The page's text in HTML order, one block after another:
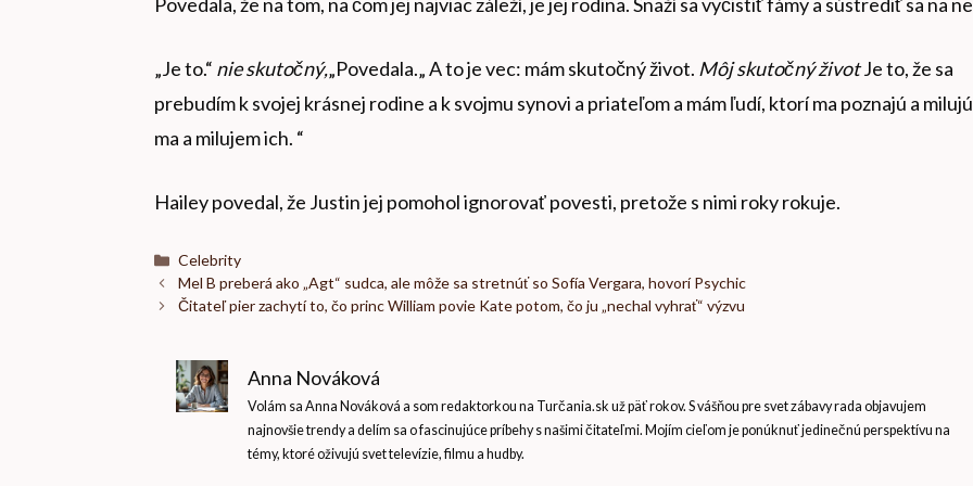
„Je to.“ nie skutočný,„Povedala.„ A to je vec: mám skutočný život. Môj skutočný životJe to, že sa
prebudím k svojej krásnej rodine a k svojmu synovi a priateľom a mám ľudí, ktorí ma poznajú a milujú
ma a milujem ich. “
Hailey povedal, že Justin jej pomohol ignorovať povesti, pretože s nimi roky rokuje.
Kategórie
Celebrity
Mel B preberá ako „Agt“ sudca, ale môže sa stretnúť so Sofía Vergara, hovorí Psychic
Čitateľ pier zachytí to, čo princ William povie Kate potom, čo ju „nechal vyhrať“ výzvu
Anna Nováková
Volám sa Anna Nováková a som redaktorkou na Turčania.sk už päť rokov. S vášňou pre svet zábavy rada objavujem
najnovšie trendy a delím sa o fascinujúce príbehy s našimi čitateľmi. Mojím cieľom je ponúknuť jedinečnú perspektívu na
témy, ktoré oživujú svet televízie, filmu a hudby.